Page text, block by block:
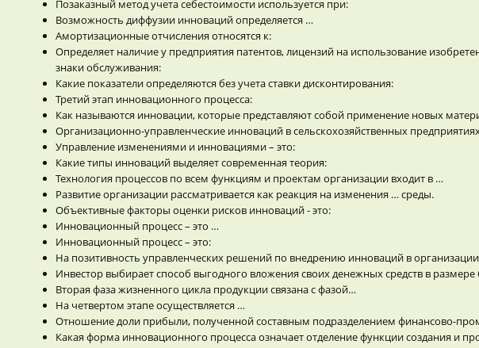
Позаказный метод учета себестоимости используется при:
Возможность диффузии инноваций определяется …
Амортизационные отчисления относятся к:
Определяет наличие у предприятия патентов, лицензий на использование
знаки обслуживания:
Какие показатели определяются без учета ставки дисконтирования:
Третий этап инновационного процесса:
Как называются инновации, которые представляют собой применение новых
Организационно-управленческие инноваций в сельскохозяйственных
Управление изменениями и инновациями – это:
Какие типы инноваций выделяет современная теория:
Технология процессов по всем функциям и проектам организации входит в …
Развитие организации рассматривается как реакция на изменения … среды.
Объективные факторы оценки рисков инноваций - это:
Инновационный процесс – это …
Инновационный процесс – это:
На позитивность управленческих решений по внедрению инноваций в организации
Инвестор выбирает способ выгодного вложения своих денежных средств в
Вторая фаза жизненного цикла продукции связана с фазой…
На четвертом этапе осуществляется …
Отношение доли прибыли, полученной составным подразделением финансово-
Какая форма инновационного процесса означает отделение функции создания и